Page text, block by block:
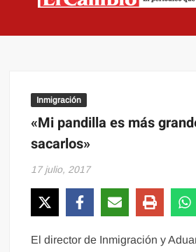
Inmigración
«Mi pandilla es más
sacarlos»
17 julio, 2017
El director de Inmigración y